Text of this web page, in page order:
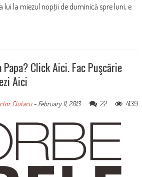
lui la miezul nopţii de duminică spre luni, e
Papa? Click Aici. Fac Puşcărie
Aici
Ciutacu- February 11, 2013 22 4139